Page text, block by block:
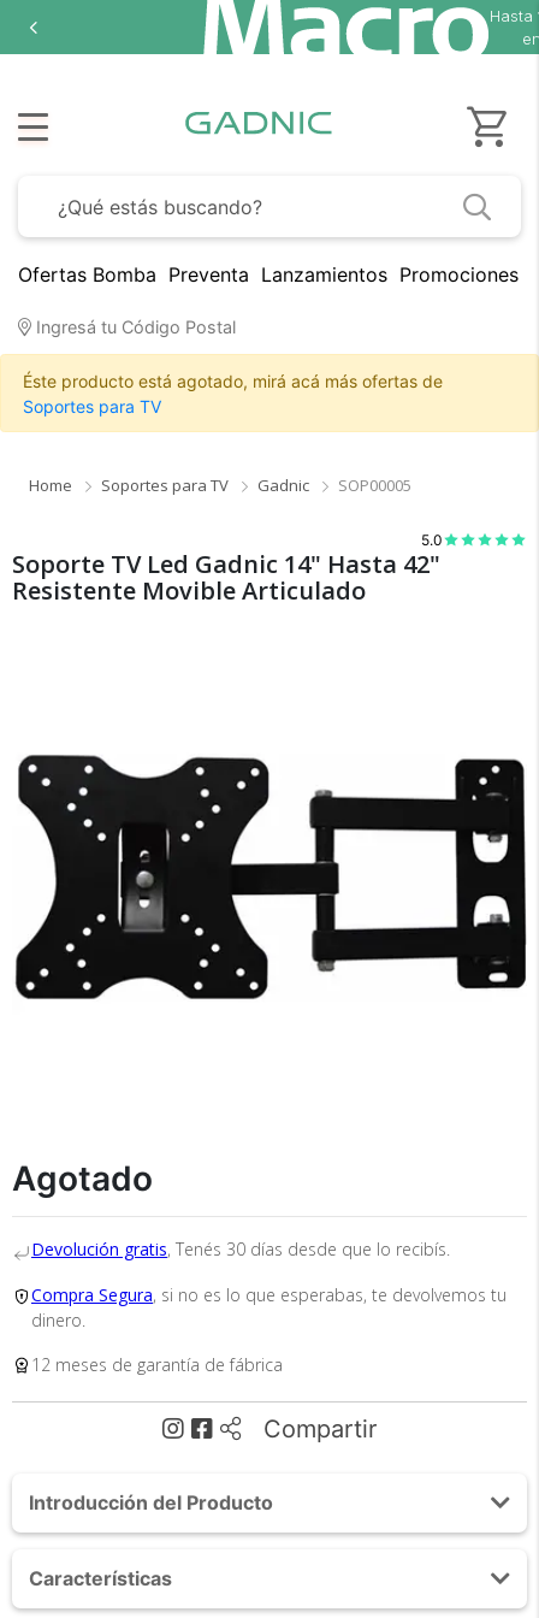
Hasta
Ofertas Bomba Preventa Lanzamientos Promociones
Ingresá tu Código Postal
Éste producto está agotado, mirá acá más ofertas de
Soportes para TV
Home Soportes para TV Gadnic SOP00005
5.0
Soporte TV Led Gadnic 14" Hasta 42"
Resistente Movible Articulado
Agotado
Devolución gratis, Tenés 30 días desde que lo recibís.
Compra Segura, si no es lo que esperabas, te devolvemos tu
dinero.
12 meses de garantía de fábrica
Compartir
Introducción del Producto
Resistente Movible Articulado
Características
Medios de Pago
Recibí el producto que esperabas o
te devolvemos tu dinero.
En Bidcom te aseguramos recibir el producto
que esperabas o te devolvemos el 100% de tu
dinero!
trayectoria.
Asegurado
Todos nuestros envíos